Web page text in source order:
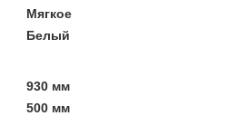
Мягкое
Белый
930 мм
500 мм